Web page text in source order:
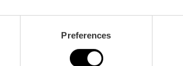
Preferences
Cocktail:40
Ver todos los salones